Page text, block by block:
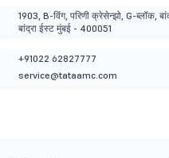
1903, B-विंग, परिणी क्रेसेन्झो, G-ब्लॉक,
बांद्रा ईस्ट मुंबई - 400051
+91022 62827777
service@tataamc.com